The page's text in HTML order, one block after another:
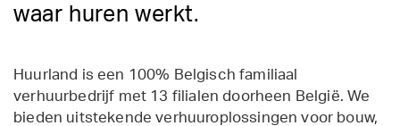
waar huren werkt.
Huurland is een 100% Belgisch familiaal
verhuurbedrijf met 13 filialen doorheen België. We
bieden uitstekende verhuuroplossingen voor bouw,